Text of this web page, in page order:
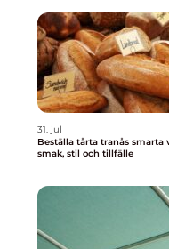
31. jul
Beställa tårta tranås smarta val för
smak, stil och tillfälle